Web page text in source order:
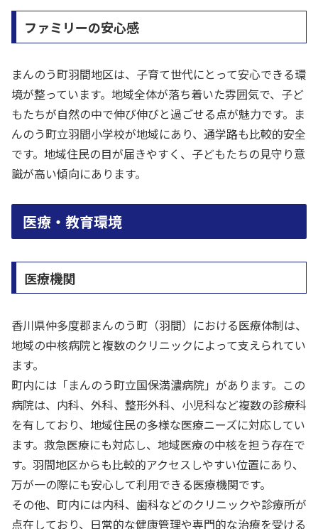
ファミリーの安心感
まんのう町羽間地区は、子育て世代にとって安心できる環
境が整っています。地域全体が落ち着いた雰囲気で、子ど
もたちが自然の中で伸び伸びと過ごせる点が魅力です。ま
んのう町立羽間小学校が地域にあり、通学路も比較的安全
です。地域住民の目が届きやすく、子どもたちの見守り意
識が高い傾向にあります。
医療・教育環境
医療機関
香川県仲多度郡まんのう町（羽間）における医療体制は、
地域の中核病院と複数のクリニックによって支えられてい
ます。
町内には「まんのう町立国保満濃病院」があります。この
病院は、内科、外科、整形外科、小児科など複数の診療科
を有しており、地域住民の多様な医療ニーズに対応してい
ます。救急医療にも対応し、地域医療の中核を担う存在で
す。羽間地区からも比較的アクセスしやすい位置にあり、
万が一の際にも安心して利用できる医療機関です。
その他、町内には内科、歯科などのクリニックや診療所が
点在しており、日常的な健康管理や専門的な治療を受ける